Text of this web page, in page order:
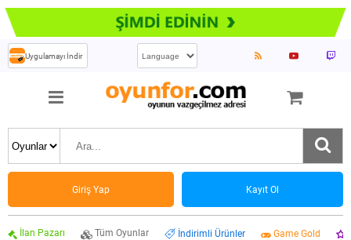
Uygulamayı İndir
Giriş Yap Kayıt Ol
İlan Pazarı Tüm Oyunlar İndirimli Ürünler Game Gold